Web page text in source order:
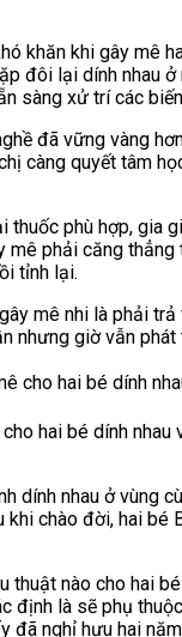
khăn khi gây
lại dính nhau
sàng xử trí các
đã vững vàng
càng quyết tâm
phù hợp,
phải căng
tỉnh lại.
mê nhi là phải
giờ vẫn
hai bé dính nhau
nhau ở
chào đời, hai
nào cho hai
là sẽ phụ
đã nghỉ hưu hai